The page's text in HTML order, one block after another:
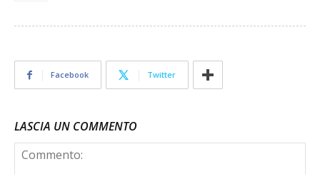
Facebook Twitter
LASCIA UN COMMENTO